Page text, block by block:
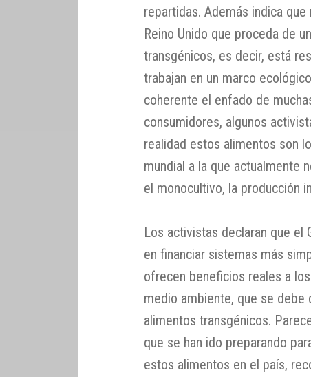
repartidas. Además indica
Reino Unido que proceda de
transgénicos, es decir, está
trabajan en un marco
coherente el enfado de
consumidores, algunos
realidad estos alimentos son
mundial a la que actualmente
el monocultivo, la producción
Los activistas declaran que el
en financiar sistemas más
ofrecen beneficios reales a
medio ambiente, que se debe
alimentos transgénicos.
que se han ido preparando
estos alimentos en el país,